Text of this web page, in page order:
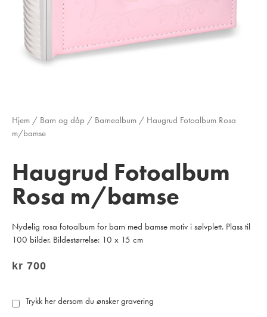
Hjem / Barn og dåp / Barnealbum / Haugrud Fotoalbum Rosa
m/bamse
Haugrud Fotoalbum
Rosa m/bamse
Nydelig rosa fotoalbum for barn med bamse motiv i sølvplett. Plass til
100 bilder. Bildestørrelse: 10 x 15 cm
kr 700
Trykk her dersom du ønsker gravering